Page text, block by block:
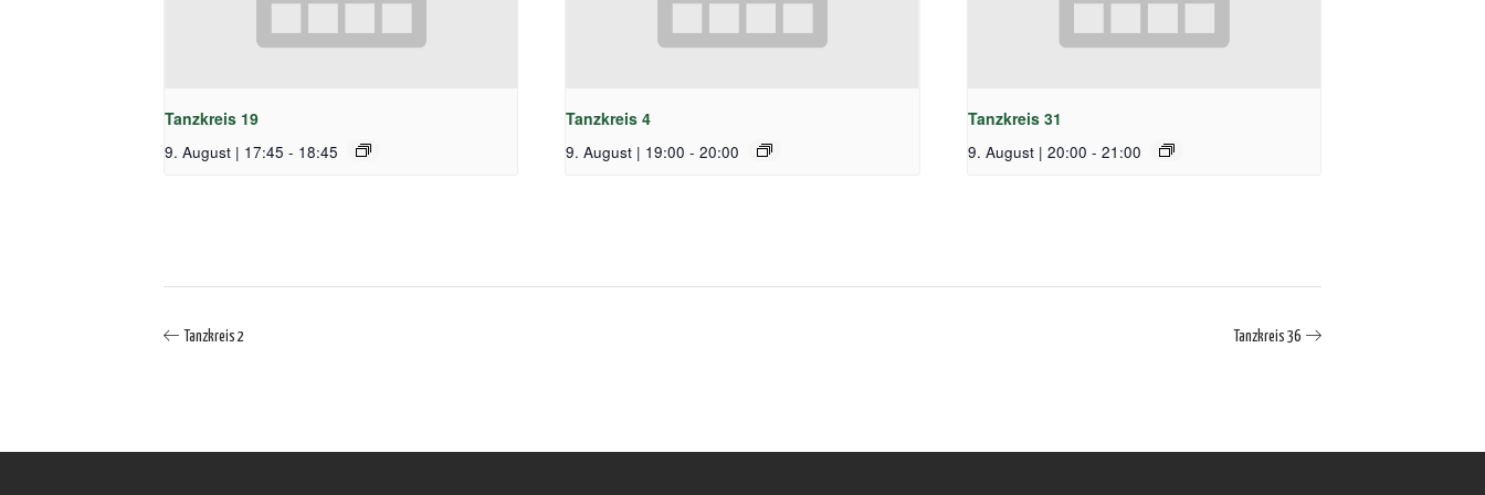
Tanzkreis 19
9. August | 17:45 - 18:45
Tanzkreis 4
9. August | 19:00 - 20:00
Tanzkreis 31
9. August | 20:00 - 21:00
Tanzkreis 2 Tanzkreis 36